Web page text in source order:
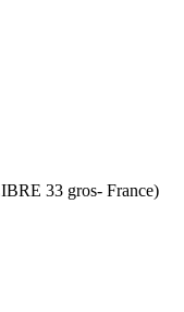
33 gros- France)